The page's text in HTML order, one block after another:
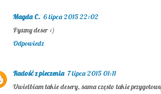
Magda C. 6 lipca 2015 22:02
Pyszny deser :)
Odpowiedz
Radość z pieczenia 7 lipca 2015 01:11
Uwielbiam takie desery, sama często takie